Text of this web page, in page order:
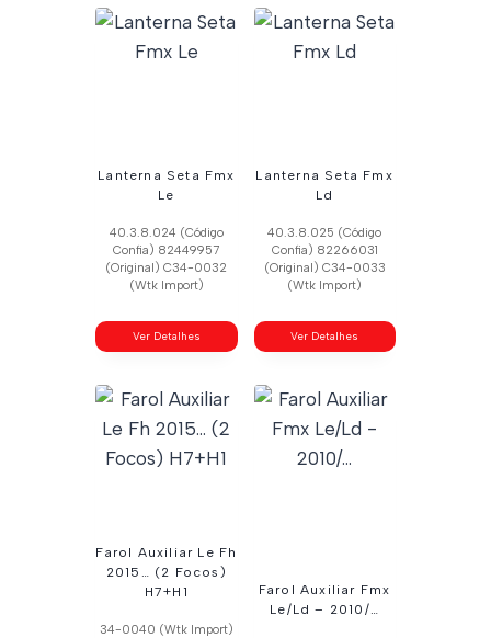
Lanterna Seta Fmx
Le
40.3.8.024 (Código
Confia) 82449957
(Original) C34-0032
(Wtk Import)
Ver Detalhes
Lanterna Seta Fmx
Ld
40.3.8.025 (Código
Confia) 82266031
(Original) C34-0033
(Wtk Import)
Ver Detalhes
Farol Auxiliar Le Fh
2015… (2 Focos)
H7+H1
34-0040 (Wtk Import)
Farol Auxiliar Fmx
Le/Ld – 2010/…